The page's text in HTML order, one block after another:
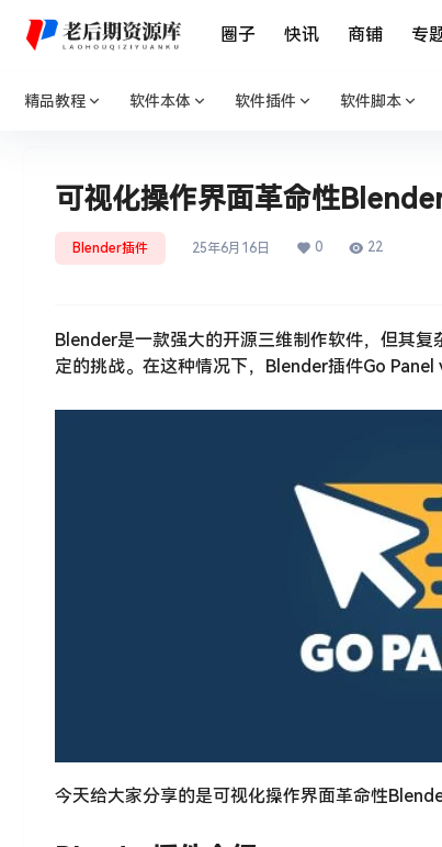
圈子 快讯 商铺 专
精品教程 软件本体 软件插件 软件脚本
可视化操作界面革命性
Blender插件 25年6月16日 0 22
Blender是一款强大的开源三维制作软件，但其
定的挑战。在这种情况下，Blender插件Go
今天给大家分享的是可视化操作界面革命性